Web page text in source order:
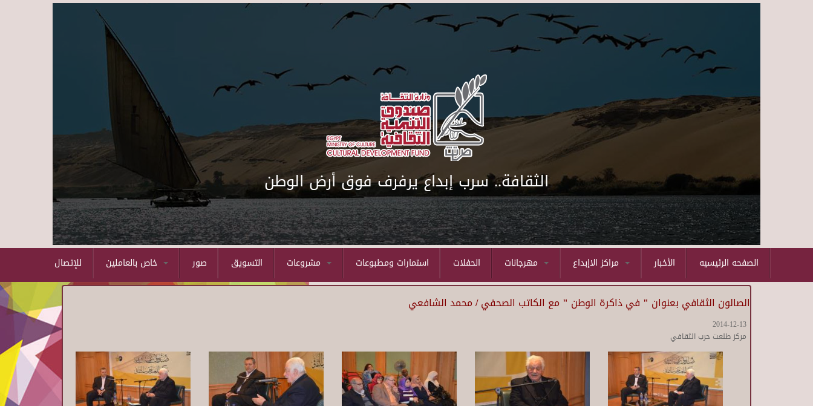
Skip to main content
الثقافة.. سرب إبداع يرفرف فوق أرض الوطن
للإتصال صور التسويق استمارات ومطبوعات الحفلات الأخبار الصفحه الرئيسيه
الصالون الثقافي بعنوان " في ذاكرة الوطن " مع الكاتب الصحفي / محمد الشافعي
2014-12-13
مركز طلعت حرب الثقافي